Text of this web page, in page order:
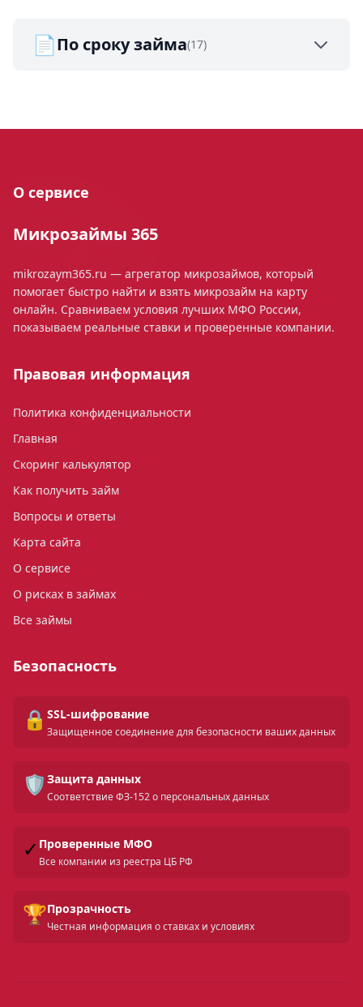
📄По сроку займа(17)
О сервисе
Микрозаймы 365
mikrozaym365.ru — агрегатор микрозаймов, который
помогает быстро найти и взять микрозайм на карту
онлайн. Сравниваем условия лучших МФО России,
показываем реальные ставки и проверенные компании.
Правовая информация
Политика конфиденциальности
Главная
Скоринг калькулятор
Как получить займ
Вопросы и ответы
Карта сайта
О сервисе
О рисках в займах
Все займы
Безопасность
🔒 SSL-шифрование
Защищенное соединение для безопасности ваших данных
🛡️ Защита данных
Соответствие ФЗ-152 о персональных данных
✓ Проверенные МФО
Все компании из реестра ЦБ РФ
🏆Прозрачность
Честная информация о ставках и условиях